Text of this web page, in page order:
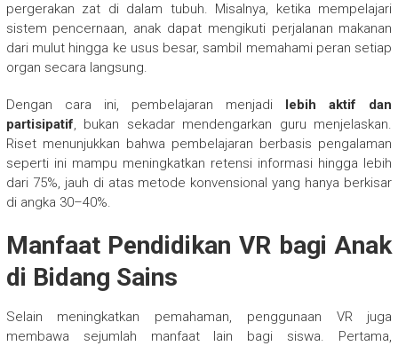
pergerakan zat di dalam tubuh. Misalnya, ketika mempelajari
sistem pencernaan, anak dapat mengikuti perjalanan makanan
dari mulut hingga ke usus besar, sambil memahami peran setiap
organ secara langsung.
Dengan cara ini, pembelajaran menjadi lebih aktif dan
partisipatif, bukan sekadar mendengarkan guru menjelaskan.
Riset menunjukkan bahwa pembelajaran berbasis pengalaman
seperti ini mampu meningkatkan retensi informasi hingga lebih
dari 75%, jauh di atas metode konvensional yang hanya berkisar
di angka 30–40%.
Manfaat Pendidikan VR bagi Anak
di Bidang Sains
Selain meningkatkan pemahaman, penggunaan VR juga
membawa sejumlah manfaat lain bagi siswa. Pertama,